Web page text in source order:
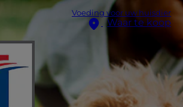
Voeding voor uw huisdier
Waar te koop